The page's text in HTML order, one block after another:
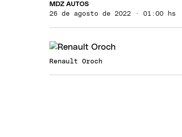
MDZ AUTOS
26 de agosto de 2022 · 01:00 hs
Renault Oroch